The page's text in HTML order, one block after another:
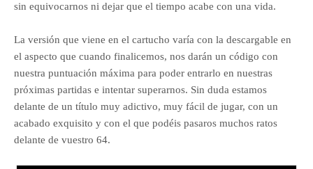
sin equivocarnos ni dejar que el tiempo acabe con una vida.
La versión que viene en el cartucho varía con la descargable en
el aspecto que cuando finalicemos, nos darán un código con
nuestra puntuación máxima para poder entrarlo en nuestras
próximas partidas e intentar superarnos. Sin duda estamos
delante de un título muy adictivo, muy fácil de jugar, con un
acabado exquisito y con el que podéis pasaros muchos ratos
delante de vuestro 64.